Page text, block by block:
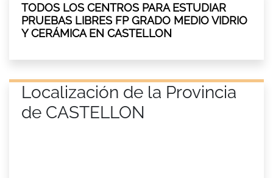
TODOS LOS CENTROS PARA ESTUDIAR
PRUEBAS LIBRES FP GRADO MEDIO VIDRIO
Y CERÁMICA EN CASTELLON
Localización de la Provincia
de CASTELLON